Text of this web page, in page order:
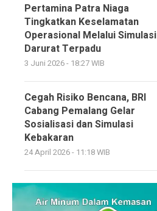
Pertamina Patra Niaga
Tingkatkan Keselamatan
Operasional Melalui Simulasi
Darurat Terpadu
3 Juni 2026 - 18:27 WIB
Cegah Risiko Bencana, BRI
Cabang Pemalang Gelar
Sosialisasi dan Simulasi
Kebakaran
24 April 2026 - 11:18 WIB